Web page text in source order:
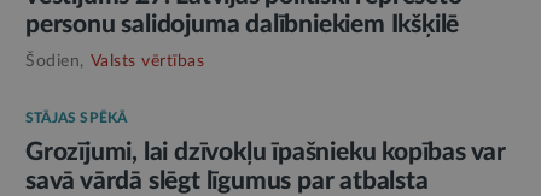
personu salidojuma dalībniekiem Ikšķilē
Šodien, Valsts vērtības
STĀJAS SPĒKĀ
Grozījumi, lai dzīvokļu īpašnieku kopības var
savā vārdā slēgt līgumus par atbalsta